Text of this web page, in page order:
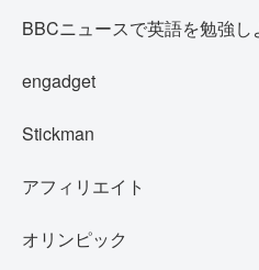
BBCニュースで英語を勉強し
engadget
Stickman
アフィリエイト
オリンピック